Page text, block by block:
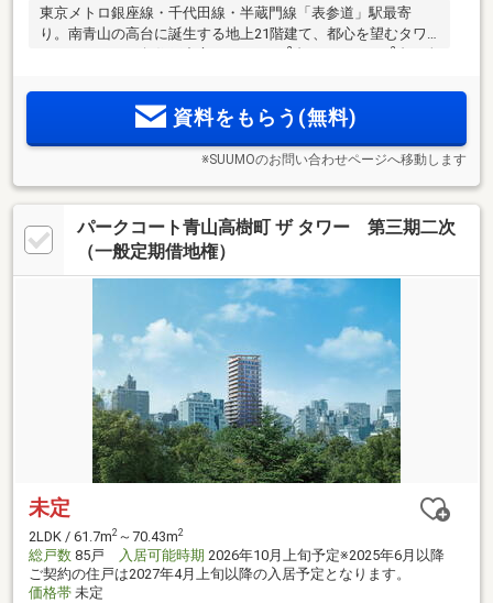
東京メトロ銀座線・千代田線・半蔵門線「表参道」駅最寄
り。南青山の高台に誕生する地上21階建て、都心を望むタワ
2 2
化施設も身近なロケーション【物件エントリー受付中】
資料をもらう(無料)
※SUUMOのお問い合わせページへ移動します
パークコート青山高樹町 ザ タワー 第三期二次
（一般定期借地権）
未定
2LDK / 61.7m2 ～70.43m2
総戸数 85戸 入居可能時期 2026年10月上旬予定※2025年6月以降
ご契約の住戸は2027年4月上旬以降の入居予定となります。
価格帯 未定